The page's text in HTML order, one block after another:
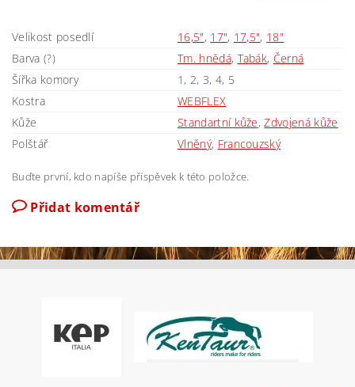
Velikost posedlí 16,5", 17", 17,5", 18"
Barva (?)
Tm. hnědá, Tabák, Černá
Šířka komory
1, 2, 3, 4, 5
Kostra
WEBFLEX
Kůže
Standartní kůže,Zdvojená kůže
Polštář
Vlněný, Francouzský
Buďte první, kdo napíše příspěvek k této položce.
Přidat komentář